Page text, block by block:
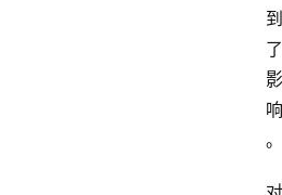
到
了
影
响
。